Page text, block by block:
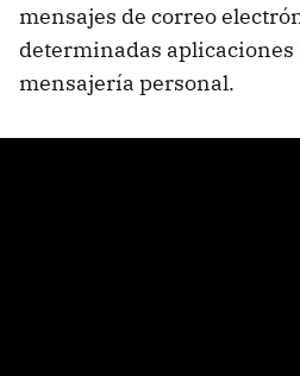
mensajes de correo
determinadas aplicaciones
mensajería personal.